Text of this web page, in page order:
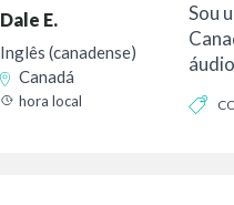
Dale E.
Inglês (canadense)
Canadá
hora local
Sou